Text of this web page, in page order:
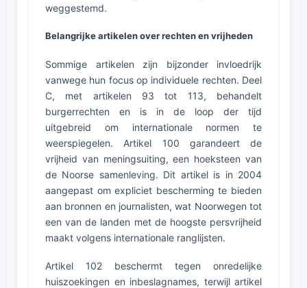
weggestemd.
Belangrijke artikelen over rechten en vrijheden
Sommige artikelen zijn bijzonder invloedrijk
vanwege hun focus op individuele rechten. Deel
C, met artikelen 93 tot 113, behandelt
burgerrechten en is in de loop der tijd
uitgebreid om internationale normen te
weerspiegelen. Artikel 100 garandeert de
vrijheid van meningsuiting, een hoeksteen van
de Noorse samenleving. Dit artikel is in 2004
aangepast om expliciet bescherming te bieden
aan bronnen en journalisten, wat Noorwegen tot
een van de landen met de hoogste persvrijheid
maakt volgens internationale ranglijsten.
Artikel 102 beschermt tegen onredelijke
huiszoekingen en inbeslagnames, terwijl artikel